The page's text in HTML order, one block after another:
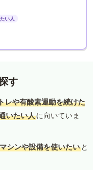
い人
す
レや有酸素運動を続けた
いたい人に向いていま
シンや設備を使いたい と